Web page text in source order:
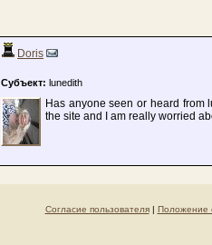
Doris
Субъект: lunedith
Has anyone seen or heard from
the site and I am really worried
Согласие пользователя| Положение